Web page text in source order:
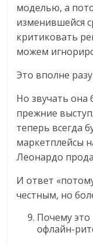
моделью, а
изменившейся
критиковать
можем
Это вполне
Но звучать она
прежние
теперь всегда
маркетплейсы
Леонардо
И ответ
честным, но
Почему это
офлайн-